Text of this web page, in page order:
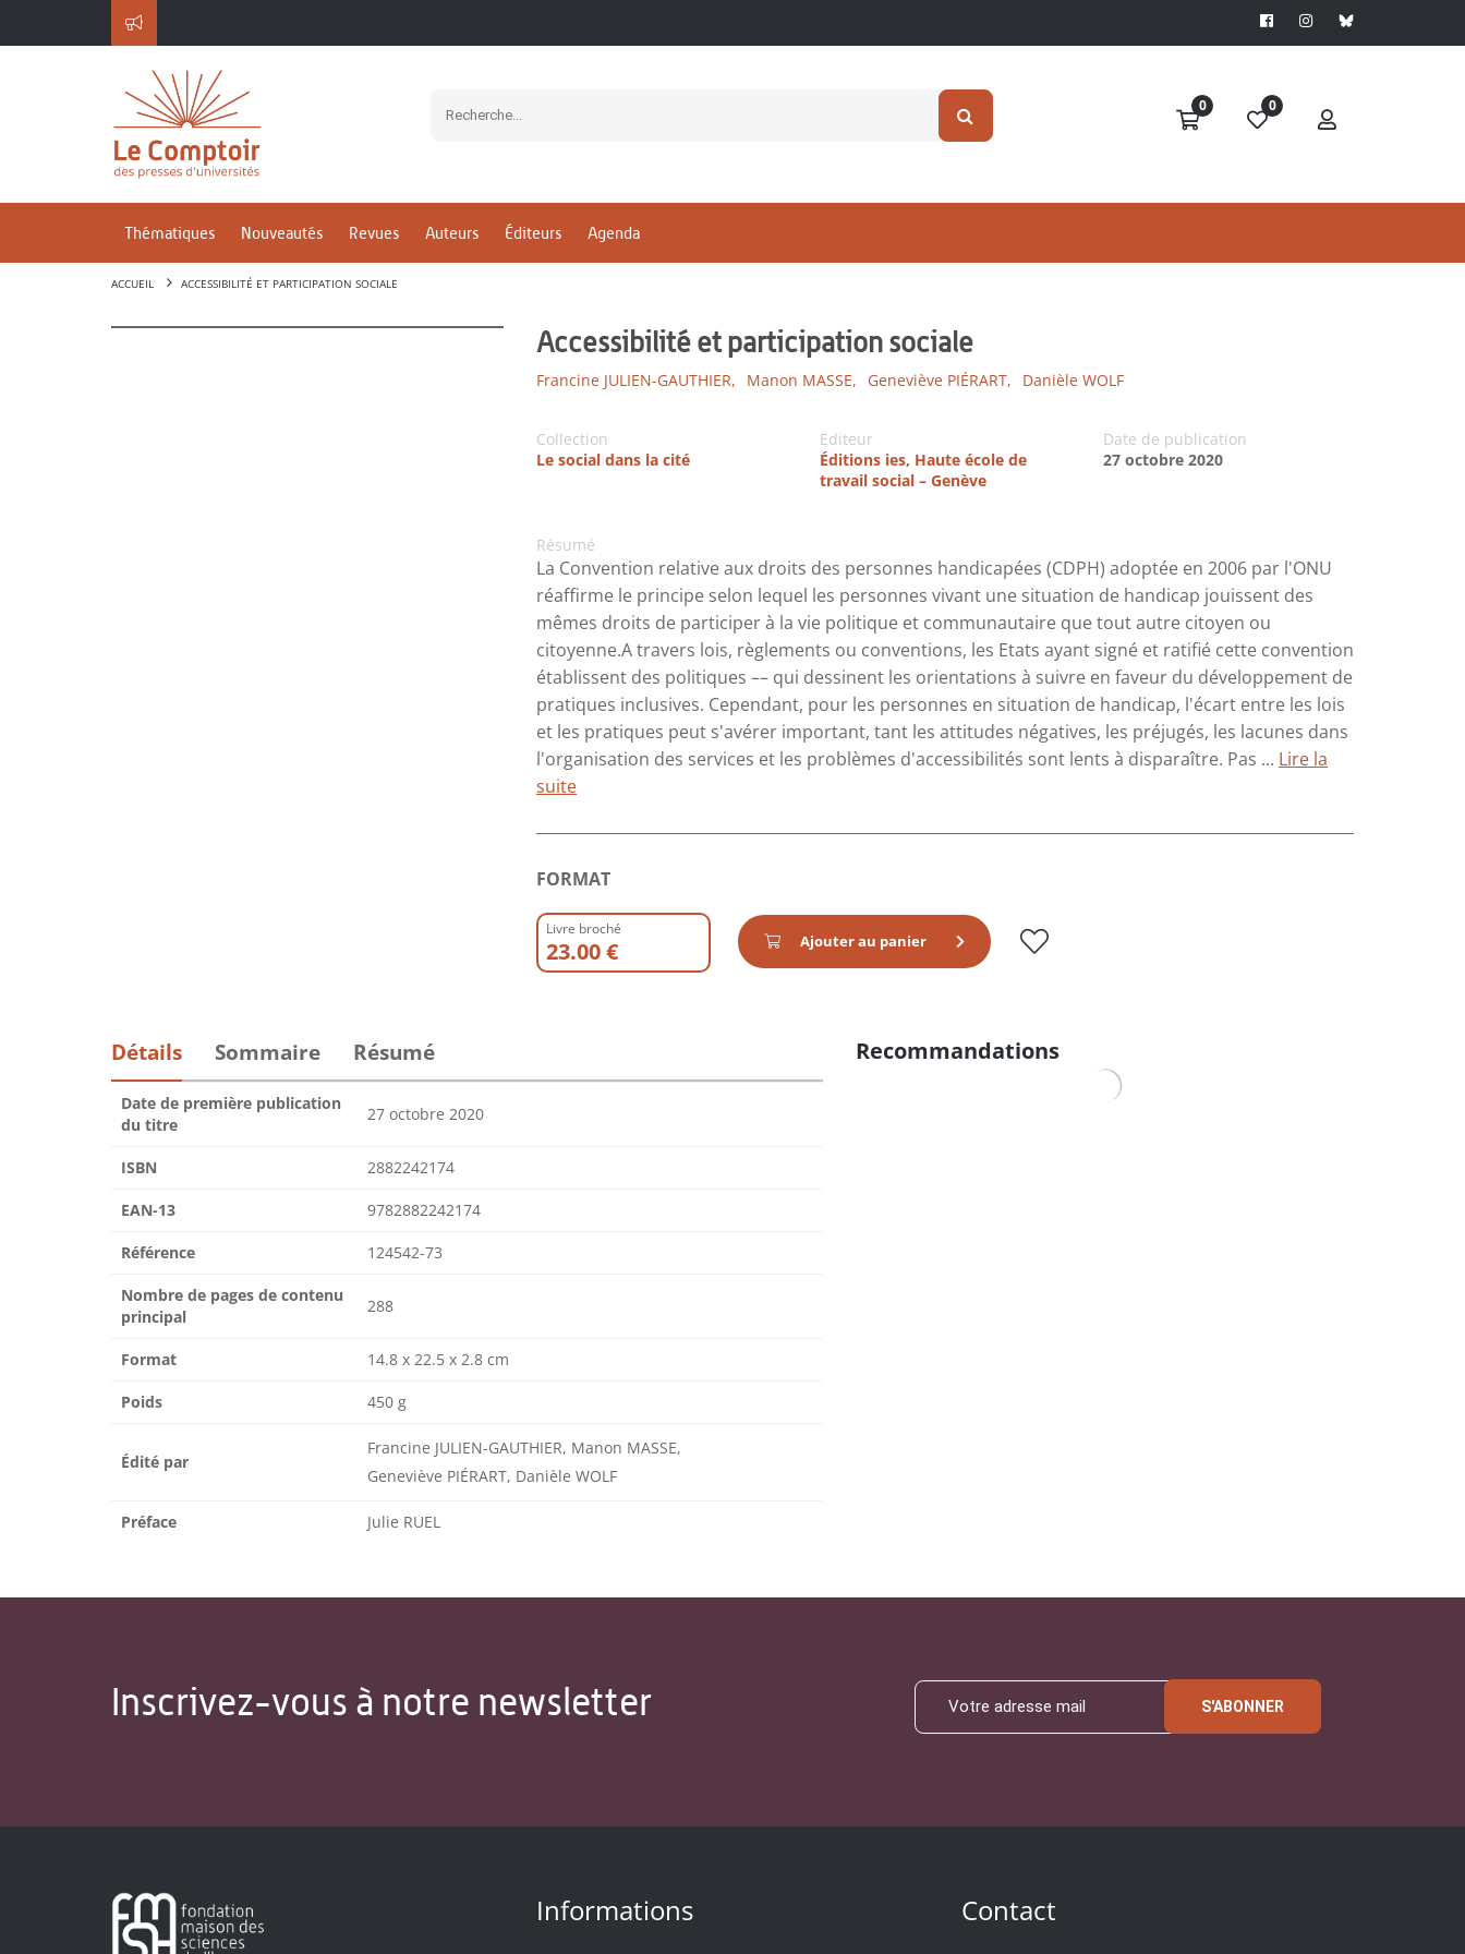
0 0
Thématiques Nouveautés Revues Auteurs Éditeurs Agenda
ACCUEIL ACCESSIBILITÉ ET PARTICIPATION SOCIALE
Accessibilité et participation sociale
Francine JULIEN-GAUTHIER, Manon MASSE, Geneviève PIÉRART, Danièle WOLF
Collection
Le social dans la cité
Editeur
Éditions ies, Haute école de
travail social – Genève
Date de publication
27 octobre 2020
Résumé
La Convention relative aux droits des personnes handicapées (CDPH) adoptée en 2006 par l'ONU
réaffirme le principe selon lequel les personnes vivant une situation de handicap jouissent des
mêmes droits de participer à la vie politique et communautaire que tout autre citoyen ou
citoyenne.A travers lois, règlements ou conventions, les Etats ayant signé et ratifié cette convention
établissent des politiques ­­­–­– qui dessinent les orientations à suivre en faveur du développement de
pratiques inclusives. Cependant, pour les personnes en situation de handicap, l'écart entre les lois
et les pratiques peut s'avérer important, tant les attitudes négatives, les préjugés, les lacunes dans
l'organisation des services et les problèmes d'accessibilités sont lents à disparaître. Pas ... Lire la
suite
FORMAT
Livre broché
23.00 € Ajouter au panier
Détails Sommaire Résumé
Date de première publication
du titre
27 octobre 2020
ISBN 2882242174
EAN-13 9782882242174
Référence 124542-73
Nombre de pages de contenu
principal
288
Format 14.8 x 22.5 x 2.8 cm
Poids 450 g
Édité par
Francine JULIEN-GAUTHIER, Manon MASSE,
Geneviève PIÉRART, Danièle WOLF
Préface Julie RUEL
Recommandations
Inscrivez-vous à notre newsletter S'ABONNER
Informations Contact